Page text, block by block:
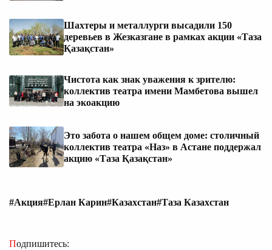
Шахтеры и металлурги высадили 150
деревьев в Жезказгане в рамках акции «Таза
Қазақстан»
Чистота как знак уважения к зрителю:
коллектив театра имени Мамбетова вышел
на экоакцию
Это забота о нашем общем доме: столичный
коллектив театра «Наз» в Астане поддержал
акцию «Таза Қазақстан»
#Акция#Ерлан Карин#Казахстан#Таза Казахстан
Подпишитесь: